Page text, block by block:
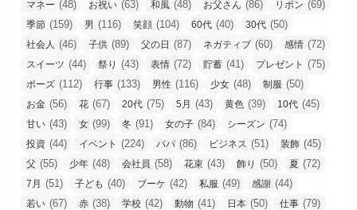
マネー (48) お祝い (63) 和風 (48) お父さん (86) リボン (69)
季節 (159) 男 (116) 笑顔 (104) 60代 (40) 30代 (50)
社会人 (46) 子供 (89) 父の日 (87) ネガティブ (60) 感情 (72)
スイーツ (44) 祭り (43) 表情 (72) 貯蓄 (41) プレゼント (75)
ポーズ (112) 行事 (133) 男性 (116) 少女 (48) 制服 (50)
お金 (56) 花 (67) 20代 (75) 5月 (43) 黄色 (39) 10代 (45)
甘い (43) 女 (99) 冬 (91) 女の子 (84) シーズン (74)
投資 (44) イベント (224) パパ (86) ビジネス (51) 装飾 (45)
父 (55) 少年 (48) 会社員 (58) 花束 (43) 飾り (50) 夏 (72)
7月 (51) 子ども (40) ブーケ (42) 私服 (49) 感謝 (44)
若い (67) 赤 (38) 学校 (42) 動物 (41) 日本 (50) 仕事 (79)